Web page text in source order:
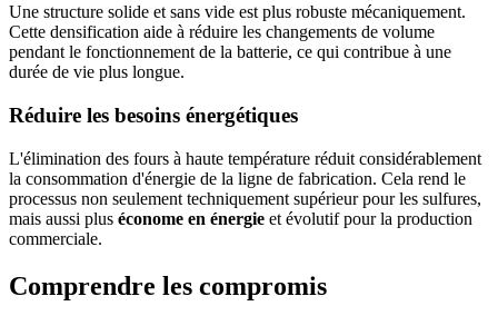
Une structure solide et sans vide est plus robuste mécaniquement.
Cette densification aide à réduire les changements de volume
pendant le fonctionnement de la batterie, ce qui contribue à une
durée de vie plus longue.
Réduire les besoins énergétiques
L'élimination des fours à haute température réduit considérablement
la consommation d'énergie de la ligne de fabrication. Cela rend le
processus non seulement techniquement supérieur pour les sulfures,
mais aussi plus économe en énergie et évolutif pour la production
commerciale.
Comprendre les compromis